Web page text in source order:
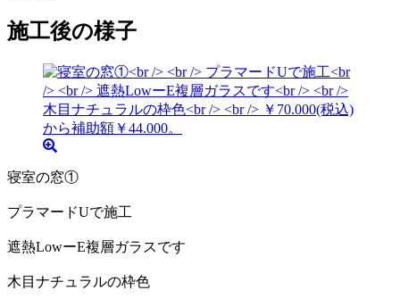
施工後の様子
寝室の窓①
プラマードUで施工
遮熱LowーE複層ガラスです
木目ナチュラルの枠色